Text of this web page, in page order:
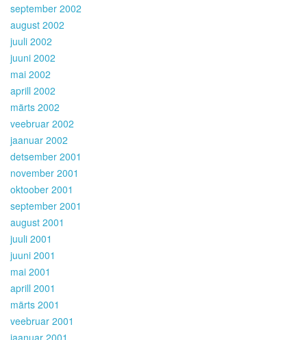
september 2002
august 2002
juuli 2002
juuni 2002
mai 2002
aprill 2002
märts 2002
veebruar 2002
jaanuar 2002
detsember 2001
november 2001
oktoober 2001
september 2001
august 2001
juuli 2001
juuni 2001
mai 2001
aprill 2001
märts 2001
veebruar 2001
jaanuar 2001